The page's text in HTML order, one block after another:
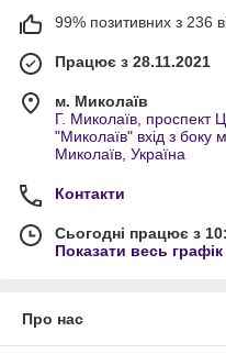
99% позитивних з 236
Працює з 28.11.2021
м. Миколаїв
Г. Миколаїв, проспект
"Миколаїв" вхід з боку
Миколаїв, Україна
Контакти
Сьогодні працює з
Показати весь
Про нас